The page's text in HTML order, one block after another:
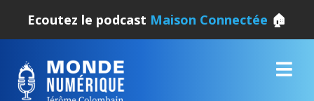
Ecoutez le podcast Maison Connectée 🏠